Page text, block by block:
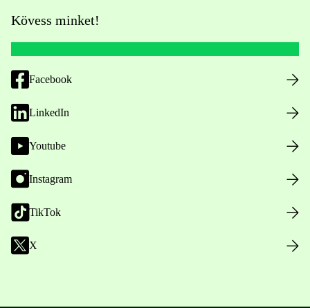
Kövess minket!
Facebook
LinkedIn
Youtube
Instagram
TikTok
X